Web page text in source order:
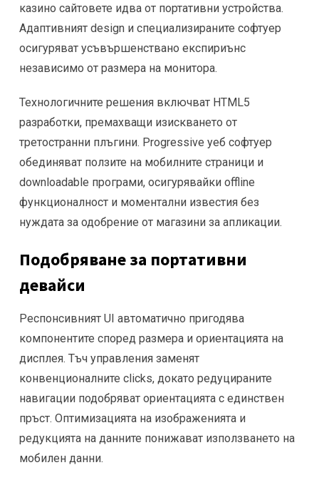
казино сайтовете идва от портативни устройства.
Адаптивният design и специализираните софтуер
осигуряват усъвършенствано експириънс
независимо от размера на монитора.
Технологичните решения включват HTML5
разработки, премахващи изискването от
третостранни плъгини. Progressive уеб софтуер
обединяват ползите на мобилните страници и
downloadable програми, осигурявайки offline
функционалност и моментални известия без
нуждата за одобрение от магазини за апликации.
Подобряване за портативни
девайси
Респонсивният UI автоматично пригодява
компонентите според размера и ориентацията на
дисплея. Тъч управления заменят
конвенционалните clicks, докато редуцираните
навигации подобряват ориентацията с единствен
пръст. Оптимизацията на изображенията и
редукцията на данните понижават използването на
мобилен данни.